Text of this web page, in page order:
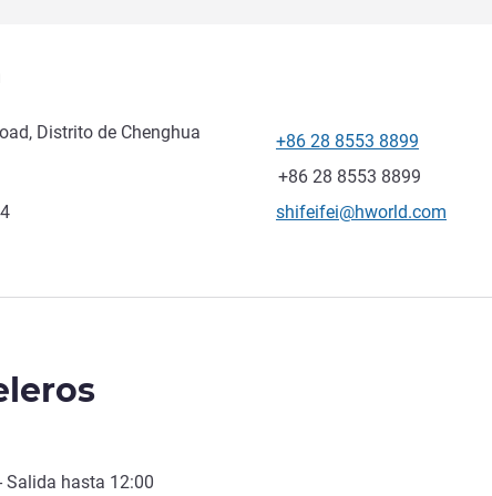
Distrito de Chenghua
Teléfono
+86 28 8553 8899
Fax
+86 28 8553 8899
Correo electrónico de
shifeifei@hworld.com
Salida hasta 12:00